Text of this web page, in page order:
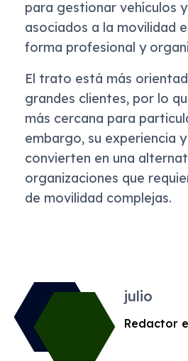
para gestionar vehículos
asociados a la movilidad
forma profesional y
El trato está más
grandes clientes, por lo
más cercana para
embargo, su experiencia
convierten en una
organizaciones que
de movilidad complejas.
julio
Redactor